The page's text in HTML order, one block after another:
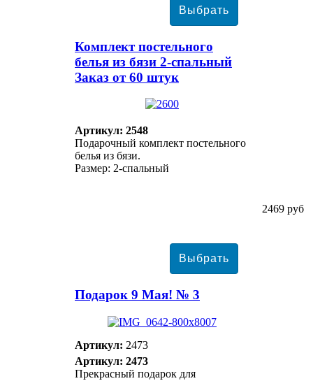
Комплект постельного
белья из бязи 2-спальный
Заказ от 60 штук
Артикул: 2548
Подарочный комплект постельного
белья из бязи.
Размер: 2-спальный
2469 руб
Подарок 9 Мая! № 3
Артикул: 2473
Артикул: 2473
Прекрасный подарок для